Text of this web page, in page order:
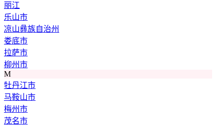
丽江
乐山市
凉山彝族自治州
娄底市
拉萨市
柳州市
M
牡丹江市
马鞍山市
梅州市
茂名市